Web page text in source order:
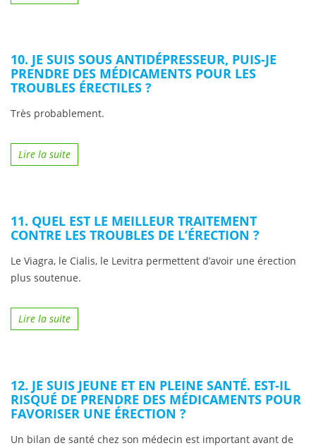
10. JE SUIS SOUS ANTIDÉPRESSEUR, PUIS-JE
PRENDRE DES MÉDICAMENTS POUR LES
TROUBLES ÉRECTILES ?
Très probablement.
Lire la suite
11. QUEL EST LE MEILLEUR TRAITEMENT
CONTRE LES TROUBLES DE L’ÉRECTION ?
Le Viagra, le Cialis, le Levitra permettent d’avoir une érection
plus soutenue.
Lire la suite
12. JE SUIS JEUNE ET EN PLEINE SANTÉ. EST-IL
RISQUÉ DE PRENDRE DES MÉDICAMENTS POUR
FAVORISER UNE ÉRECTION ?
Un bilan de santé chez son médecin est important avant de